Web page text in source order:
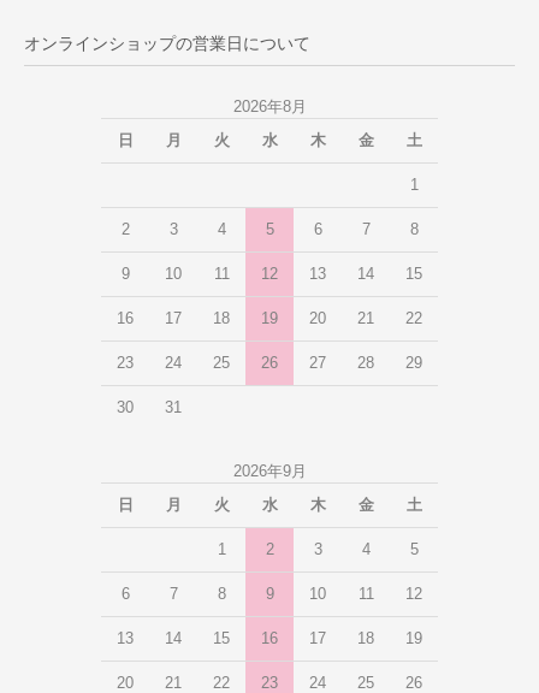
オンラインショップの営業日について
2026年8月
日
月 火 水 木 金 土
1
2 3 4 5 6 7 8
9 10 11 12 13 14 15
16 17 18 19 20 21 22
23 24 25 26 27 28 29
30 31
2026年9月
日
月 火 水 木 金 土
1 2 3 4 5
6 7 8 9 10 11 12
13 14 15 16 17 18 19
20 21 22 23 24 25 26